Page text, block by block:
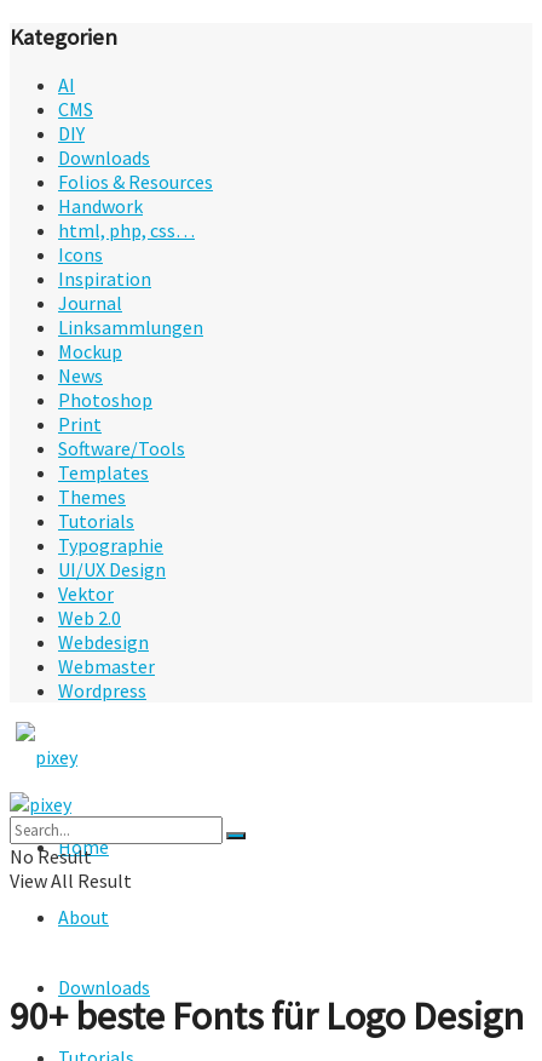
Kategorien
AI
CMS
DIY
Downloads
Folios & Resources
Handwork
html, php, css…
Icons
Inspiration
Journal
Linksammlungen
Mockup
News
Photoshop
Print
Software/Tools
Templates
Themes
Tutorials
Typographie
UI/UX Design
Vektor
Web 2.0
Webdesign
Webmaster
Wordpress
Home
About
Downloads
No Result
View All Result
90+ beste Fonts für Logo Design